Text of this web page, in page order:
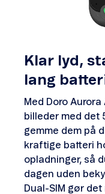
Klar lyd,
lang
Med Doro
billeder med det
gemme dem på
kraftige batteri
opladninger, så
dagen uden
Dual-SIM gør